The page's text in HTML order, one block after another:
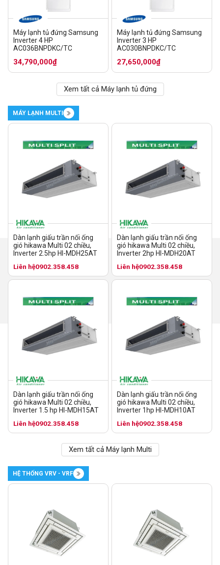
Máy lạnh tủ đứng Samsung
Inverter 4 HP
AC036BNPDKC/TC
34,790,000₫
Máy lạnh tủ đứng Samsung
Inverter 3 HP
AC030BNPDKC/TC
27,650,000₫
Xem tất cả Máy lạnh tủ đứng
MÁY LẠNH MULTI
Dàn lạnh giấu trần nối ống
gió hikawa Multi 02 chiều,
Inverter 2.5hp HI-MDH25AT
Liên hệ0902.358.458
Dàn lạnh giấu trần nối ống
gió hikawa Multi 02 chiều,
Inverter 2hp HI-MDH20AT
Liên hệ0902.358.458
Dàn lạnh giấu trần nối ống
gió hikawa Multi 02 chiều,
Inverter 1.5 hp HI-MDH15AT
Liên hệ0902.358.458
Dàn lạnh giấu trần nối ống
gió hikawa Multi 02 chiều,
Inverter 1hp HI-MDH10AT
Liên hệ0902.358.458
Xem tất cả Máy lạnh Multi
HỆ THỐNG VRV - VRF